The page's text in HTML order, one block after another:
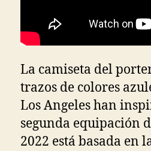
La camiseta del
trazos de colores
Los Angeles han
segunda equipación
2022 está basada en